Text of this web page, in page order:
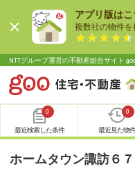
アプリ版はこ
複数社の物件を
NTTグループ運営の不動産総合サイト
0
最近検索した条件
0
最近見た物件
ホームタウン諏訪６